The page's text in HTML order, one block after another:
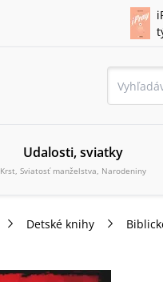
Udalosti, sviatky
Krst, Sviatosť manželstva, Narodeniny
Detské knihy